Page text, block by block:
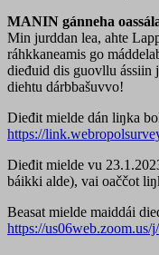
MANIN gánneha
Min jurddan lea, ahte
ráhkkaneamis go
dieđuid dis guovllu ássiin
diehtu dárbbašuvvo!
Dieđit mielde dán liŋka
https://
Dieđit mielde vu
báikki alde), vai oaččot
Beasat mielde maiddái
https://us06web.zoom.us/